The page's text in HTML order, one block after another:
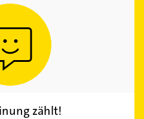
zählt!